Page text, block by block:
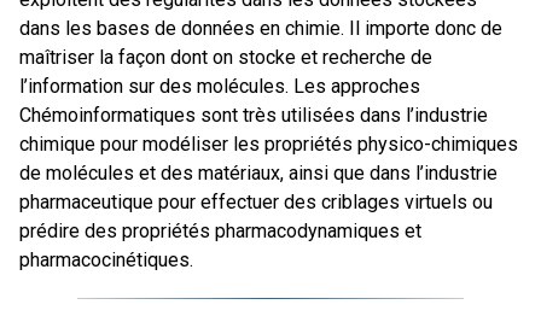
dans les bases de données en chimie. Il importe donc de
maîtriser la façon dont on stocke et recherche de
l’information sur des molécules. Les approches
Chémoinformatiques sont très utilisées dans l’industrie
chimique pour modéliser les propriétés physico-chimiques
de molécules et des matériaux, ainsi que dans l’industrie
pharmaceutique pour effectuer des criblages virtuels ou
prédire des propriétés pharmacodynamiques et
pharmacocinétiques.